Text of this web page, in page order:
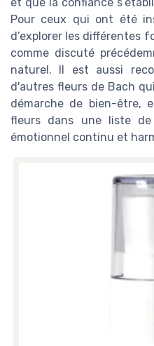
Pour ceux qui ont été
d’explorer les différentes
comme discuté
naturel. Il est aussi
d'autres fleurs de Bach
démarche de bien-être,
fleurs dans une liste
émotionnel continu et